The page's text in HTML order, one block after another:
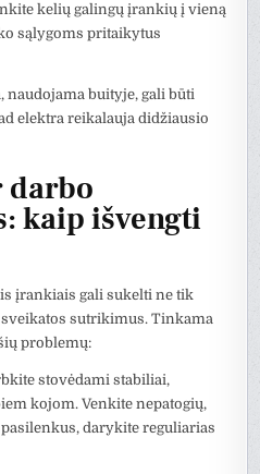
kelių galingų įrankių į vieną
sąlygoms pritaikytus
buityje, gali būti
elektra reikalauja didžiausio
darbo
kaip išvengti
įrankiais gali sukelti ne tik
sutrikimus. Tinkama
problemų:
stovėdami stabiliai,
kojom. Venkite nepatogių,
darykite reguliarias